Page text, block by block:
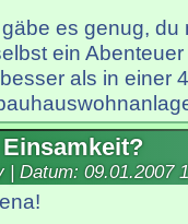
es genug,
ein
als in einer
| Datum: 09.01.2007